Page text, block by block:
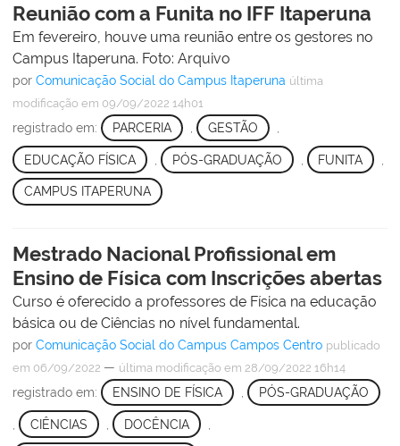
Reunião com a Funita no IFF Itaperuna
Em fevereiro, houve uma reunião entre os gestores no
Campus Itaperuna. Foto: Arquivo
por Comunicação Social do Campus Itaperuna última
modificação em 09/09/2022 14h01
registrado em: PARCERIA GESTÃO
EDUCAÇÃO FÍSICA PÓS-GRADUAÇÃO FUNITA
CAMPUS ITAPERUNA
Mestrado Nacional Profissional em
Ensino de Física com Inscrições abertas
Curso é oferecido a professores de Física na educação
básica ou de Ciências no nível fundamental.
por Comunicação Social do Campus Campos Centro publicado
em 06/09/2022 — última modificação em 28/09/2022 16h14
registrado em: ENSINO DE FÍSICA PÓS-GRADUAÇÃO
CIÊNCIAS DOCÊNCIA